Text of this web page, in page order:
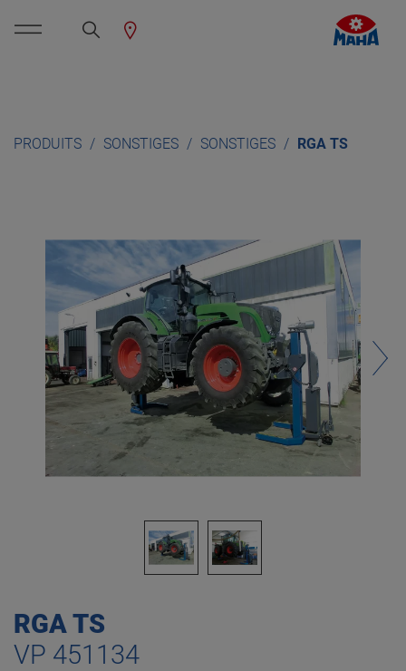
PRODUITS SONSTIGES SONSTIGES RGA TS
RGA TS
VP 451134